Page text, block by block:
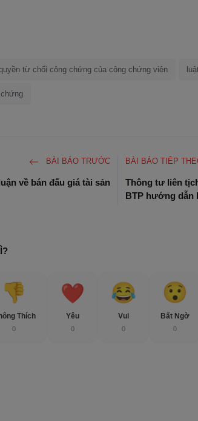
từ chối công chứng của công chứng viên
BÀI BÁO TRƯỚC
về bán đấu giá tài sản
BÀI BÁO TIÊP
Thông tư liên
BTP hướng dẫn
Thích
0
Yêu
0
Vui
0
Bất Ngờ
0